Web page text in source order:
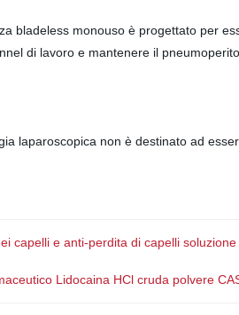
bladeless monouso è progettato per
di lavoro e mantenere il
laparoscopica non è destinato ad
capelli e anti-perdita di capelli
Lidocaina HCl cruda polvere